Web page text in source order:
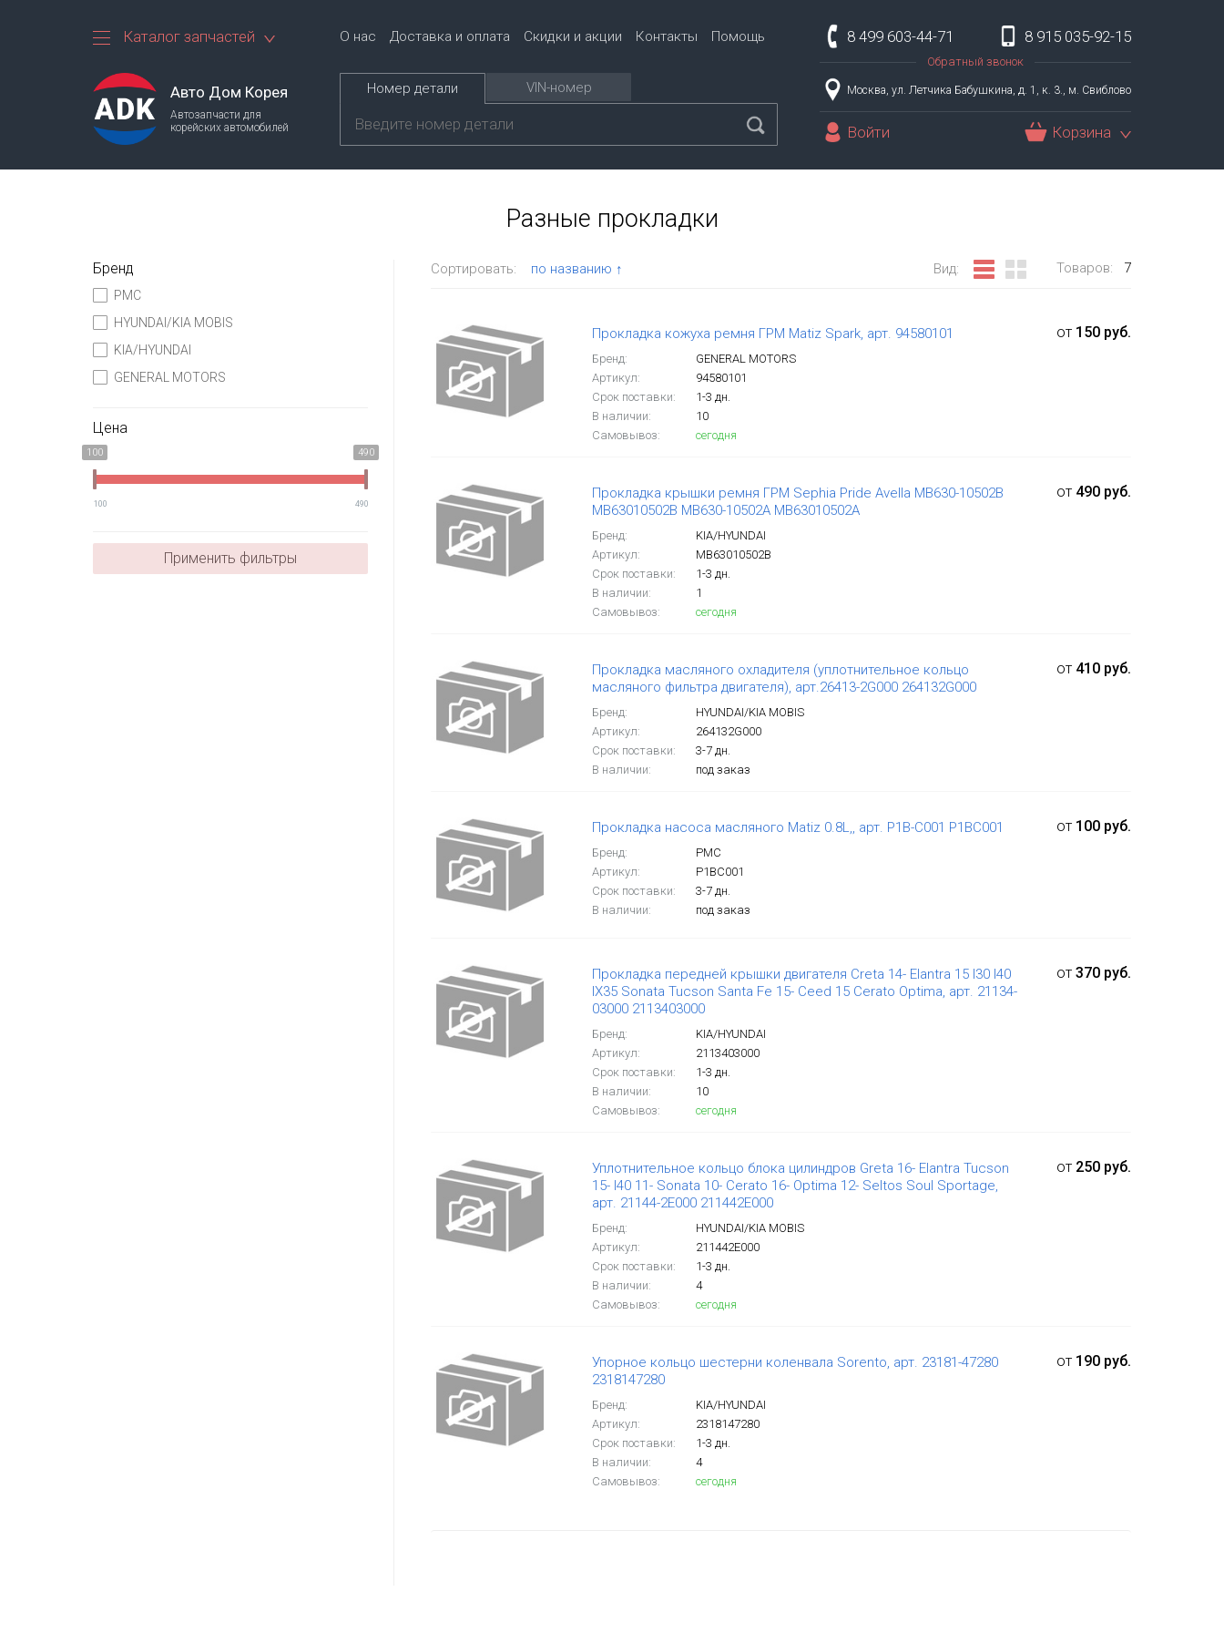
8 499 603-44-71 8 915 035-92-15
Обратный звонок
Москва, ул. Летчика Бабушкина, д. 1, к. 3., м. Свиблово
Войти Корзина
Каталог запчастей О нас Доставка и оплата Скидки и акции Контакты Помощь
Авто Дом Корея
Автозапчасти для
корейских автомобилей
Номер детали VIN-номер
Разные прокладки
Бренд
PMC
HYUNDAI/KIA MOBIS
KIA/HYUNDAI
GENERAL MOTORS
Цена
100 490
100 490
Применить фильтры
Сортировать: по названию ↑ Товаров: 7
Вид:
Прокладка кожуха ремня ГРМ Matiz Spark, арт. 94580101
Бренд:
GENERAL MOTORS
Артикул:
94580101
Срок поставки:
1-3 дн.
В наличии:
10
Самовывоз:
сегодня
от 150 руб.
Прокладка крышки ремня ГРМ Sephia Pride Avella MB630-10502B
MB63010502B MB630-10502A MB63010502A
Бренд:
KIA/HYUNDAI
Артикул:
MB63010502B
Срок поставки:
1-3 дн.
В наличии:
1
Самовывоз:
сегодня
от 490 руб.
Прокладка масляного охладителя (уплотнительное кольцо
масляного фильтра двигателя), арт.26413-2G000 264132G000
Бренд:
HYUNDAI/KIA MOBIS
Артикул:
264132G000
Срок поставки:
3-7 дн.
В наличии:
под заказ
от 410 руб.
Прокладка насоса масляного Matiz 0.8L,, арт. P1B-C001 P1BC001
Бренд:
PMC
Артикул:
P1BC001
Срок поставки:
3-7 дн.
В наличии:
под заказ
от 100 руб.
Прокладка передней крышки двигателя Creta 14- Elantra 15 I30 I40
IX35 Sonata Tucson Santa Fe 15- Ceed 15 Cerato Optima, арт. 21134-
03000 2113403000
Бренд:
KIA/HYUNDAI
Артикул:
2113403000
Срок поставки:
1-3 дн.
В наличии:
10
Самовывоз:
сегодня
от 370 руб.
Уплотнительное кольцо блока цилиндров Greta 16- Elantra Tucson
15- I40 11- Sonata 10- Cerato 16- Optima 12- Seltos Soul Sportage,
арт. 21144-2E000 211442E000
Бренд:
HYUNDAI/KIA MOBIS
Артикул:
211442E000
Срок поставки:
1-3 дн.
В наличии:
4
Самовывоз:
сегодня
от 250 руб.
Упорное кольцо шестерни коленвала Sorento, арт. 23181-47280
2318147280
Бренд:
KIA/HYUNDAI
Артикул:
2318147280
Срок поставки:
1-3 дн.
В наличии:
4
Самовывоз:
сегодня
от 190 руб.